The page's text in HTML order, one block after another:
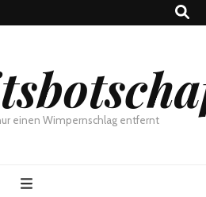
einen Wimpernschlag entfernt